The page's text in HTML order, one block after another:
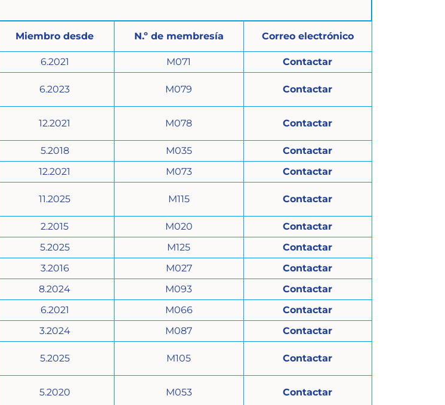
Miembro desde N.º de membresía Correo electrónico
6.2021 M071
Contactar
6.2023 M079 Contactar
12.2021 M078 Contactar
5.2018 M035
Contactar
12.2021 M073
Contactar
11.2025 M115 Contactar
2.2015 M020
Contactar
5.2025 M125
Contactar
3.2016 M027
Contactar
8.2024 M093
Contactar
6.2021 M066
Contactar
3.2024 M087
Contactar
5.2025 M105 Contactar
5.2020 M053 Contactar